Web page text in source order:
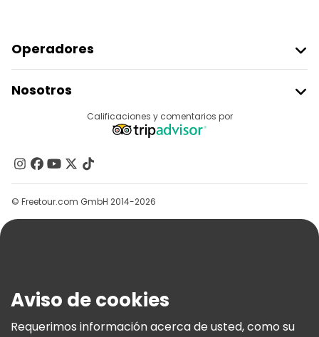
Operadores
Acceder Como Proveedor
Programa De Afiliados
Nosotros
Contacto
Grupos
Ayuda
Términos E Información Legal
Política De Cookies
Calificaciones y comentarios por
© Freetour.com GmbH 2014-2026
Aviso de cookies
Requerimos información acerca de usted, como su